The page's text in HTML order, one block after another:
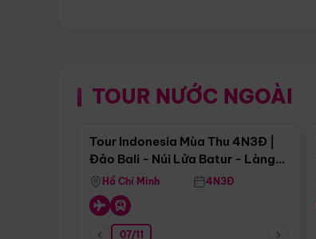
TOUR NƯỚC NGOÀI
Điểm nổi bật
Tour Indonesia Mùa Thu 4N3Đ |
Đảo Bali - Núi Lửa Batur - Làng
Penglipuran
Hồ Chí Minh 4N3Đ
07/11